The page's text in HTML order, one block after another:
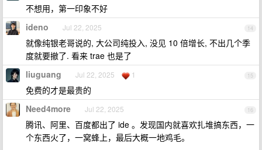
不想用，第一印象不好
14
ideno Jul 22, 2025
就像纯银老哥说的, 大公司纯投入, 没见 10 倍增长, 不出几个季
度就要撤了. 看来 trae 也是了
15
liuguang Jul 22, 2025 1
免费的才是最贵的
16
Need4more Jul 22, 2025
腾讯、阿里、百度都出了 ide 。发现国内就喜欢扎堆搞东西，一
个东西火了，一窝蜂上，最后大概一地鸡毛。